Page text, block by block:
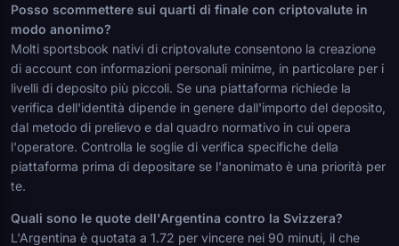
Posso scommettere sui quarti di finale con criptovalute in
modo anonimo?
Molti sportsbook nativi di criptovalute consentono la creazione
di account con informazioni personali minime, in particolare per i
livelli di deposito più piccoli. Se una piattaforma richiede la
verifica dell'identità dipende in genere dall'importo del deposito,
dal metodo di prelievo e dal quadro normativo in cui opera
l'operatore. Controlla le soglie di verifica specifiche della
piattaforma prima di depositare se l'anonimato è una priorità per
te.
Quali sono le quote dell'Argentina contro la Svizzera?
L'Argentina è quotata a 1.72 per vincere nei 90 minuti, il che